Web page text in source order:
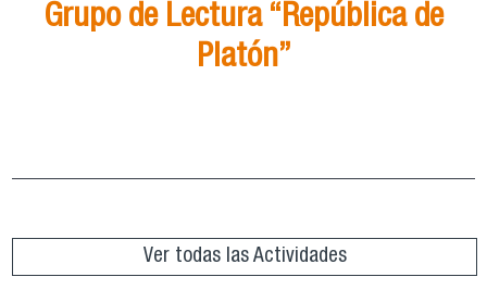
Grupo de Lectura “República de
Platón”
Ver todas las Actividades